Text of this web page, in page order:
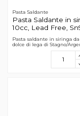
Pasta Saldante
Pasta Saldante in
10cc, Lead Free,
Pasta saldante in siringa da
dolce di lega di Stagno/